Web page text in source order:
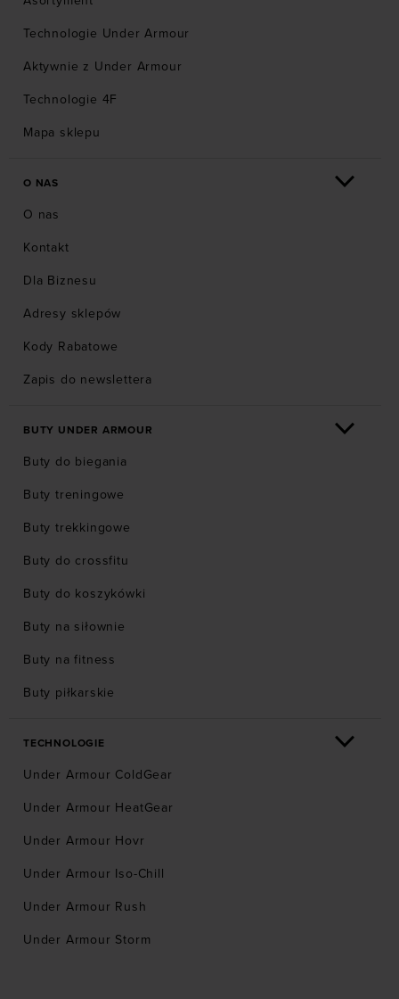
Technologie Under Armour
Aktywnie z Under Armour
Technologie 4F
Mapa sklepu
O NAS
O nas
Kontakt
Dla Biznesu
Adresy sklepów
Kody Rabatowe
Zapis do newslettera
BUTY UNDER ARMOUR
Buty do biegania
Buty treningowe
Buty trekkingowe
Buty do crossfitu
Buty do koszykówki
Buty na siłownie
Buty na fitness
Buty piłkarskie
TECHNOLOGIE
Under Armour ColdGear
Under Armour HeatGear
Under Armour Hovr
Under Armour Iso-Chill
Under Armour Rush
Under Armour Storm